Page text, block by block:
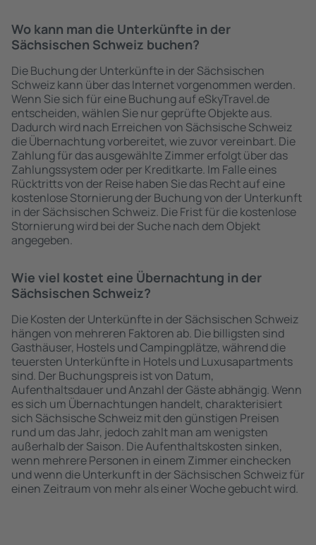
Wo kann man die Unterkünfte in der
Sächsischen Schweiz buchen?
Die Buchung der Unterkünfte in der Sächsischen
Schweiz kann über das Internet vorgenommen werden.
Wenn Sie sich für eine Buchung auf eSkyTravel.de
entscheiden, wählen Sie nur geprüfte Objekte aus.
Dadurch wird nach Erreichen von Sächsische Schweiz
die Übernachtung vorbereitet, wie zuvor vereinbart. Die
Zahlung für das ausgewählte Zimmer erfolgt über das
Zahlungssystem oder per Kreditkarte. Im Falle eines
Rücktritts von der Reise haben Sie das Recht auf eine
kostenlose Stornierung der Buchung von der Unterkunft
in der Sächsischen Schweiz. Die Frist für die kostenlose
Stornierung wird bei der Suche nach dem Objekt
angegeben.
Wie viel kostet eine Übernachtung in der
Sächsischen Schweiz?
Die Kosten der Unterkünfte in der Sächsischen Schweiz
hängen von mehreren Faktoren ab. Die billigsten sind
Gasthäuser, Hostels und Campingplätze, während die
teuersten Unterkünfte in Hotels und Luxusapartments
sind. Der Buchungspreis ist von Datum,
Aufenthaltsdauer und Anzahl der Gäste abhängig. Wenn
es sich um Übernachtungen handelt, charakterisiert
sich Sächsische Schweiz mit den günstigen Preisen
rund um das Jahr, jedoch zahlt man am wenigsten
außerhalb der Saison. Die Aufenthaltskosten sinken,
wenn mehrere Personen in einem Zimmer einchecken
und wenn die Unterkunft in der Sächsischen Schweiz für
einen Zeitraum von mehr als einer Woche gebucht wird.